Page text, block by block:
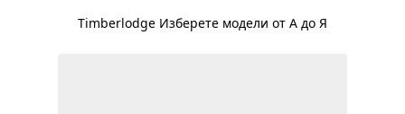
Timberlodge Изберете модели от А до Я